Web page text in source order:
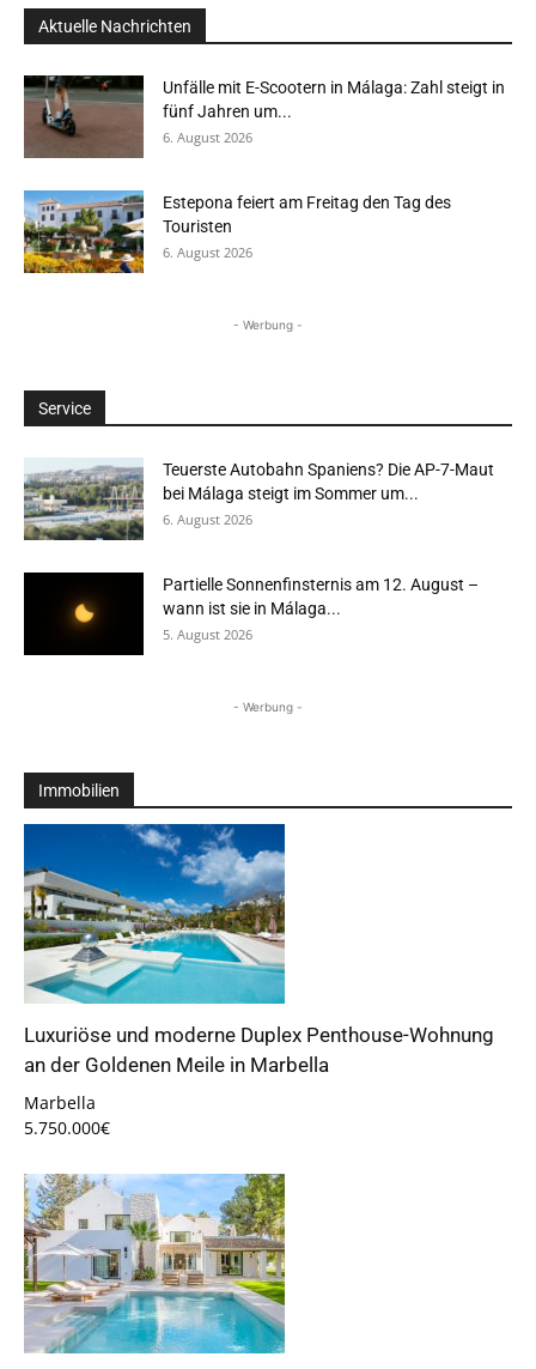
Aktuelle Nachrichten
Unfälle mit E-Scootern in Málaga: Zahl steigt in
fünf Jahren um...
6. August 2026
Estepona feiert am Freitag den Tag des
Touristen
6. August 2026
- Werbung -
Service
Teuerste Autobahn Spaniens? Die AP-7-Maut
bei Málaga steigt im Sommer um...
6. August 2026
Partielle Sonnenfinsternis am 12. August –
wann ist sie in Málaga...
5. August 2026
- Werbung -
Immobilien
Luxuriöse und moderne Duplex Penthouse-Wohnung
an der Goldenen Meile in Marbella
Marbella
5.750.000€